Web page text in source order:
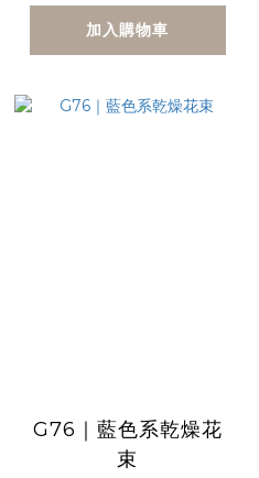
加入購物車
G76｜藍色系乾燥花
束